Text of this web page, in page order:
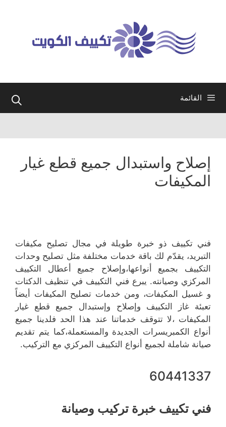
القائمة
إصلاح واستبدال جميع قطع غيار
المكيفات
فني تكييف ذو خبرة طويلة في مجال تصليح مكيفات
التبريد، يقدّم لك باقة خدمات مختلفة مثل تصليح وحدات
التكييف بجميع أنواعها،وإصلاح جميع أعطال التكييف
المركزي وصيانته. يبرع فني التكييف في تنظيف الدكتات
و غسيل المكيفات، ومن خدمات تصليح المكيفات أيضاً
تعبئة غاز التكييف وإصلاح وإستبدال جميع قطع غيار
المكيفات ،لا تتوقف خدماتنا عند هذا الحد فلدينا جميع
أنواع الكمبريسرات الجديدة والمستعملة،كما يتم تقديم
صيانة شاملة لجميع أنواع التكييف المركزي مع التركيب.
60441337
فني تكييف خبرة تركيب وصيانة